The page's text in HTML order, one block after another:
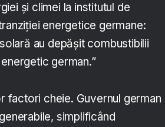
și climei la institutul de
energetice germane:
au depășit combustibilii
german.”
factori cheie. Guvernul german
simplificând